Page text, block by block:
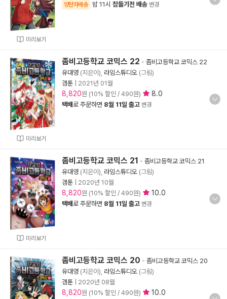
미리보기
양탄자배송 밤 11시 잠들기전 배송 변경
미리보기
좀비고등학교 코믹스 22 - 좀비고등학교 코믹스 22
유대영 (지은이), 라임스튜디오 (그림)
겜툰
2021년 01월
8,820원 (10% 할인 / 490원) 8.0
택배로 주문하면 8월 11일 출고 변경
미리보기
좀비고등학교 코믹스 21 - 좀비고등학교 코믹스 21
유대영 (지은이), 라임스튜디오 (그림)
겜툰
2020년 10월
8,820원 (10% 할인 / 490원) 10.0
택배로 주문하면 8월 11일 출고 변경
좀비고등학교 코믹스 20 - 좀비고등학교 코믹스 20
유대영 (지은이), 라임스튜디오 (그림)
겜툰
2020년 08월
8,820원 (10% 할인 / 490원) 10.0